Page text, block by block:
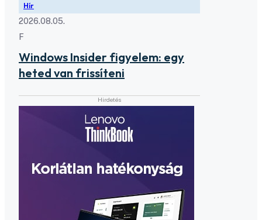
Hír
2026.08.05.
F
Windows Insider figyelem: egy
heted van frissíteni